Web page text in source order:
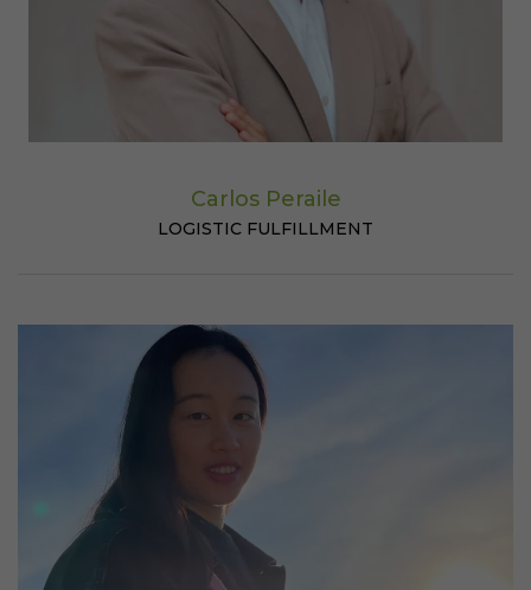
Carlos Peraile
LOGISTIC FULFILLMENT